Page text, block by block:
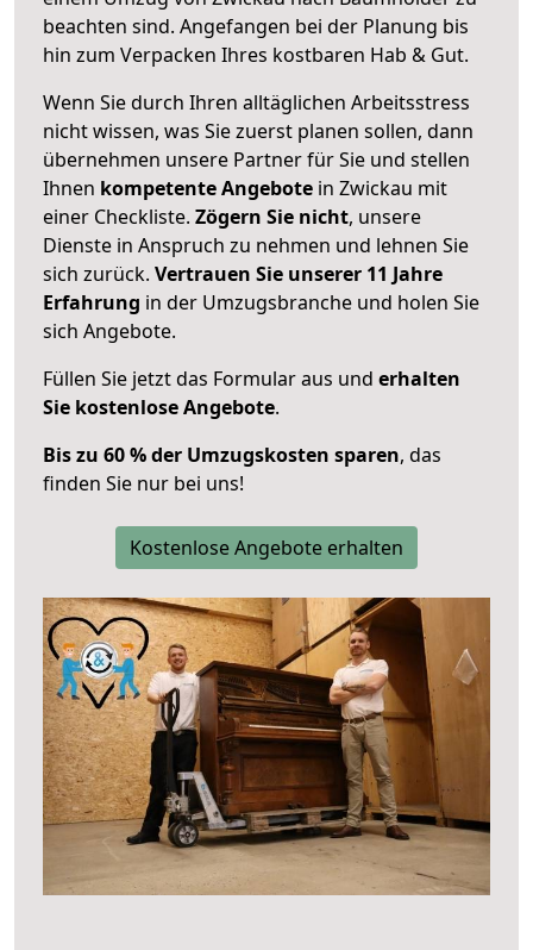
beachten sind. Angefangen bei der Planung bis
hin zum Verpacken Ihres kostbaren Hab & Gut.
Wenn Sie durch Ihren alltäglichen Arbeitsstress
nicht wissen, was Sie zuerst planen sollen, dann
übernehmen unsere Partner für Sie und stellen
Ihnen kompetente Angebote in Zwickau mit
einer Checkliste. Zögern Sie nicht, unsere
Dienste in Anspruch zu nehmen und lehnen Sie
sich zurück. Vertrauen Sie unserer 11 Jahre
Erfahrung in der Umzugsbranche und holen Sie
sich Angebote.
Füllen Sie jetzt das Formular aus und erhalten
Sie kostenlose Angebote.
Bis zu 60 % der Umzugskosten sparen, das
finden Sie nur bei uns!
Kostenlose Angebote erhalten